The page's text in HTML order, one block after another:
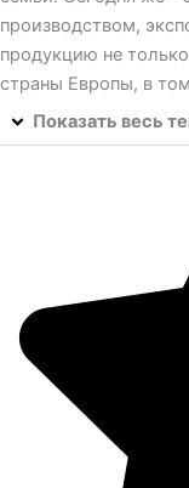
производством,
продукцию не
страны Европы, в
Показать весь